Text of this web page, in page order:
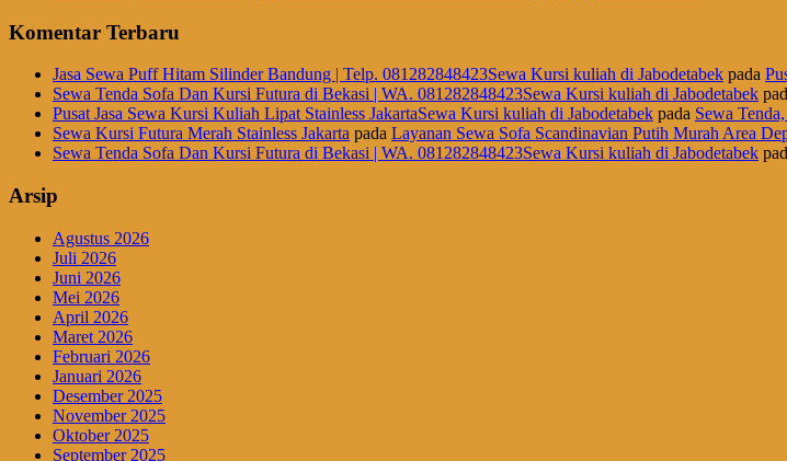
Komentar Terbaru
Jasa Sewa Puff Hitam Silinder Bandung | Telp. 081282848423Sewa Kursi kuliah di Jabodetabek pada
Sewa Tenda Sofa Dan Kursi Futura di Bekasi | WA. 081282848423Sewa Kursi kuliah di Jabodetabek
Pusat Jasa Sewa Kursi Kuliah Lipat Stainless JakartaSewa Kursi kuliah di Jabodetabek pada Sewa
Sewa Kursi Futura Merah Stainless Jakarta pada Layanan Sewa Sofa Scandinavian Putih Murah Area
Sewa Tenda Sofa Dan Kursi Futura di Bekasi | WA. 081282848423Sewa Kursi kuliah di Jabodetabek
Arsip
Agustus 2026
Juli 2026
Juni 2026
Mei 2026
April 2026
Maret 2026
Februari 2026
Januari 2026
Desember 2025
November 2025
Oktober 2025
September 2025